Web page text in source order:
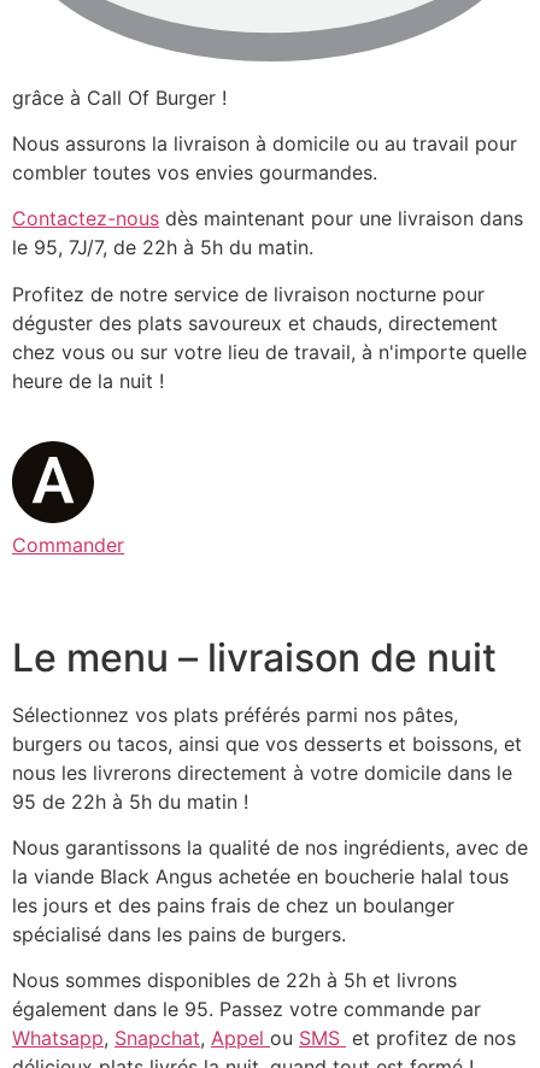
grâce à Call Of Burger !
Nous assurons la livraison à domicile ou au travail pour
combler toutes vos envies gourmandes.
Contactez-nous dès maintenant pour une livraison dans
le 95, 7J/7, de 22h à 5h du matin.
Profitez de notre service de livraison nocturne pour
déguster des plats savoureux et chauds, directement
chez vous ou sur votre lieu de travail, à n'importe quelle
heure de la nuit !
Commander
Le menu – livraison de nuit
Sélectionnez vos plats préférés parmi nos pâtes,
burgers ou tacos, ainsi que vos desserts et boissons, et
nous les livrerons directement à votre domicile dans le
95 de 22h à 5h du matin !
Nous garantissons la qualité de nos ingrédients, avec de
la viande Black Angus achetée en boucherie halal tous
les jours et des pains frais de chez un boulanger
spécialisé dans les pains de burgers.
Nous sommes disponibles de 22h à 5h et livrons
également dans le 95. Passez votre commande par
Whatsapp, Snapchat, Appel ou SMS et profitez de nos